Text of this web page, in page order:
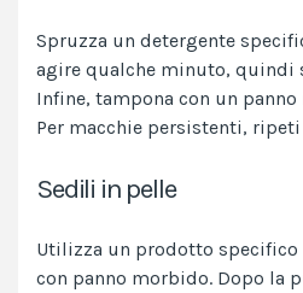
Spruzza un detergente
agire qualche minuto, quindi
Infine, tampona con un
Per macchie persistenti,
Sedili in pelle
Utilizza un prodotto specifico
con panno morbido. Dopo la